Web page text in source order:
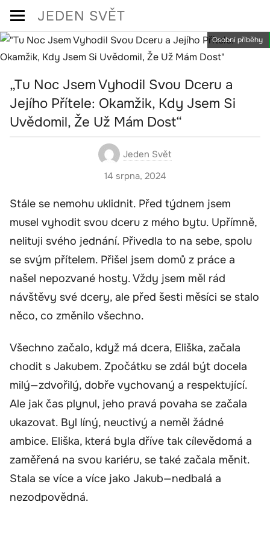
Skip
content
JEDEN SVĚT
Osobní příběhy
„Tu Noc Jsem Vyhodil Svou Dceru a
Jejího Přítele: Okamžik, Kdy Jsem Si
Uvědomil, Že Už Mám Dost“
Jeden Svět
14 srpna, 2024
Stále se nemohu uklidnit. Před týdnem jsem
musel vyhodit svou dceru z mého bytu. Upřímně,
nelituji svého jednání. Přivedla to na sebe, spolu
se svým přítelem. Přišel jsem domů z práce a
našel nepozvané hosty. Vždy jsem měl rád
návštěvy své dcery, ale před šesti měsíci se stalo
něco, co změnilo všechno.
Všechno začalo, když má dcera, Eliška, začala
chodit s Jakubem. Zpočátku se zdál být docela
milý—zdvořilý, dobře vychovaný a respektující.
Ale jak čas plynul, jeho pravá povaha se začala
ukazovat. Byl líný, neuctivý a neměl žádné
ambice. Eliška, která byla dříve tak cílevědomá a
zaměřená na svou kariéru, se také začala měnit.
Stala se více a více jako Jakub—nedbalá a
nezodpovědná.